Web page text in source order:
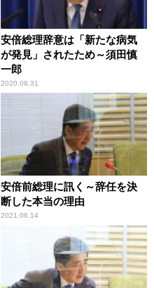
安倍総理辞意は「新たな病気
が発見」されたため～須田慎
一郎
2020.08.31
安倍前総理に訊く～辞任を決
断した本当の理由
2021.06.14